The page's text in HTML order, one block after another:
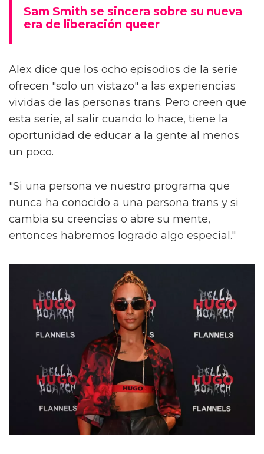
Sam Smith se sincera sobre su nueva
era de liberación queer
Alex dice que los ocho episodios de la serie
ofrecen "solo un vistazo" a las experiencias
vividas de las personas trans. Pero creen que
esta serie, al salir cuando lo hace, tiene la
oportunidad de educar a la gente al menos
un poco.
"Si una persona ve nuestro programa que
nunca ha conocido a una persona trans y si
cambia su creencias o abre su mente,
entonces habremos logrado algo especial."